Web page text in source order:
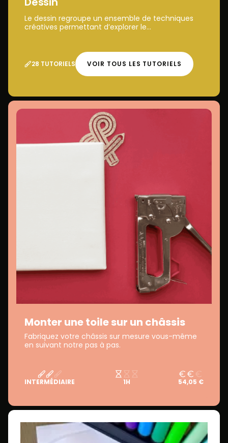
Le dessin regroupe un ensemble de techniques
créatives permettant d’explorer le...
28 TUTORIELS VOIR TOUS LES TUTORIELS
Monter une toile sur un châssis
Fabriquez votre châssis sur mesure vous-même
en suivant notre pas à pas.
INTERMÉDIAIRE 1H 54,05 €